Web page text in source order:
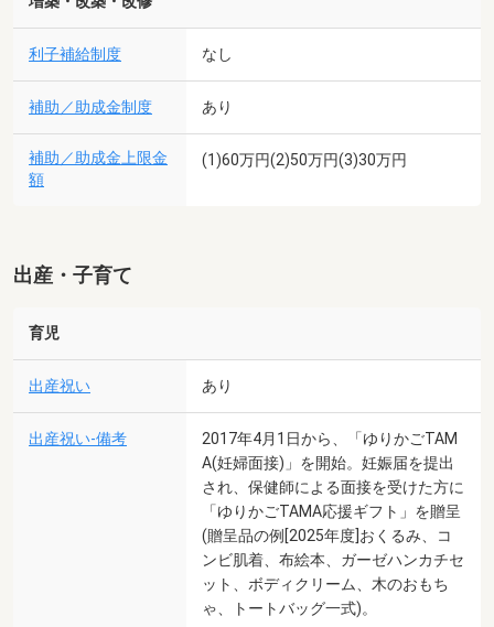
利子補給制度 なし
補助／助成金制度 あり
補助／助成金上限金
額
(1)60万円(2)50万円(3)30万円
出産・子育て
育児
出産祝い あり
出産祝い-備考
2017年4月1日から、「ゆりかごTAM
A(妊婦面接)」を開始。妊娠届を提出
され、保健師による面接を受けた方に
「ゆりかごTAMA応援ギフト」を贈呈
(贈呈品の例[2025年度]おくるみ、コ
ンビ肌着、布絵本、ガーゼハンカチセ
ット、ボディクリーム、木のおもち
ゃ、トートバッグ一式)。